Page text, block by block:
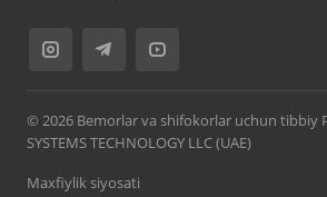
© 2026 Bemorlar va shifokorlar uchun tibbiy
SYSTEMS TECHNOLOGY LLC (UAE)
Maxfiylik siyosati